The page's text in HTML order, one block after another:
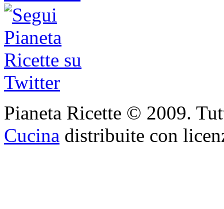
Pianeta Ricette © 2009.
Cucina distribuite con